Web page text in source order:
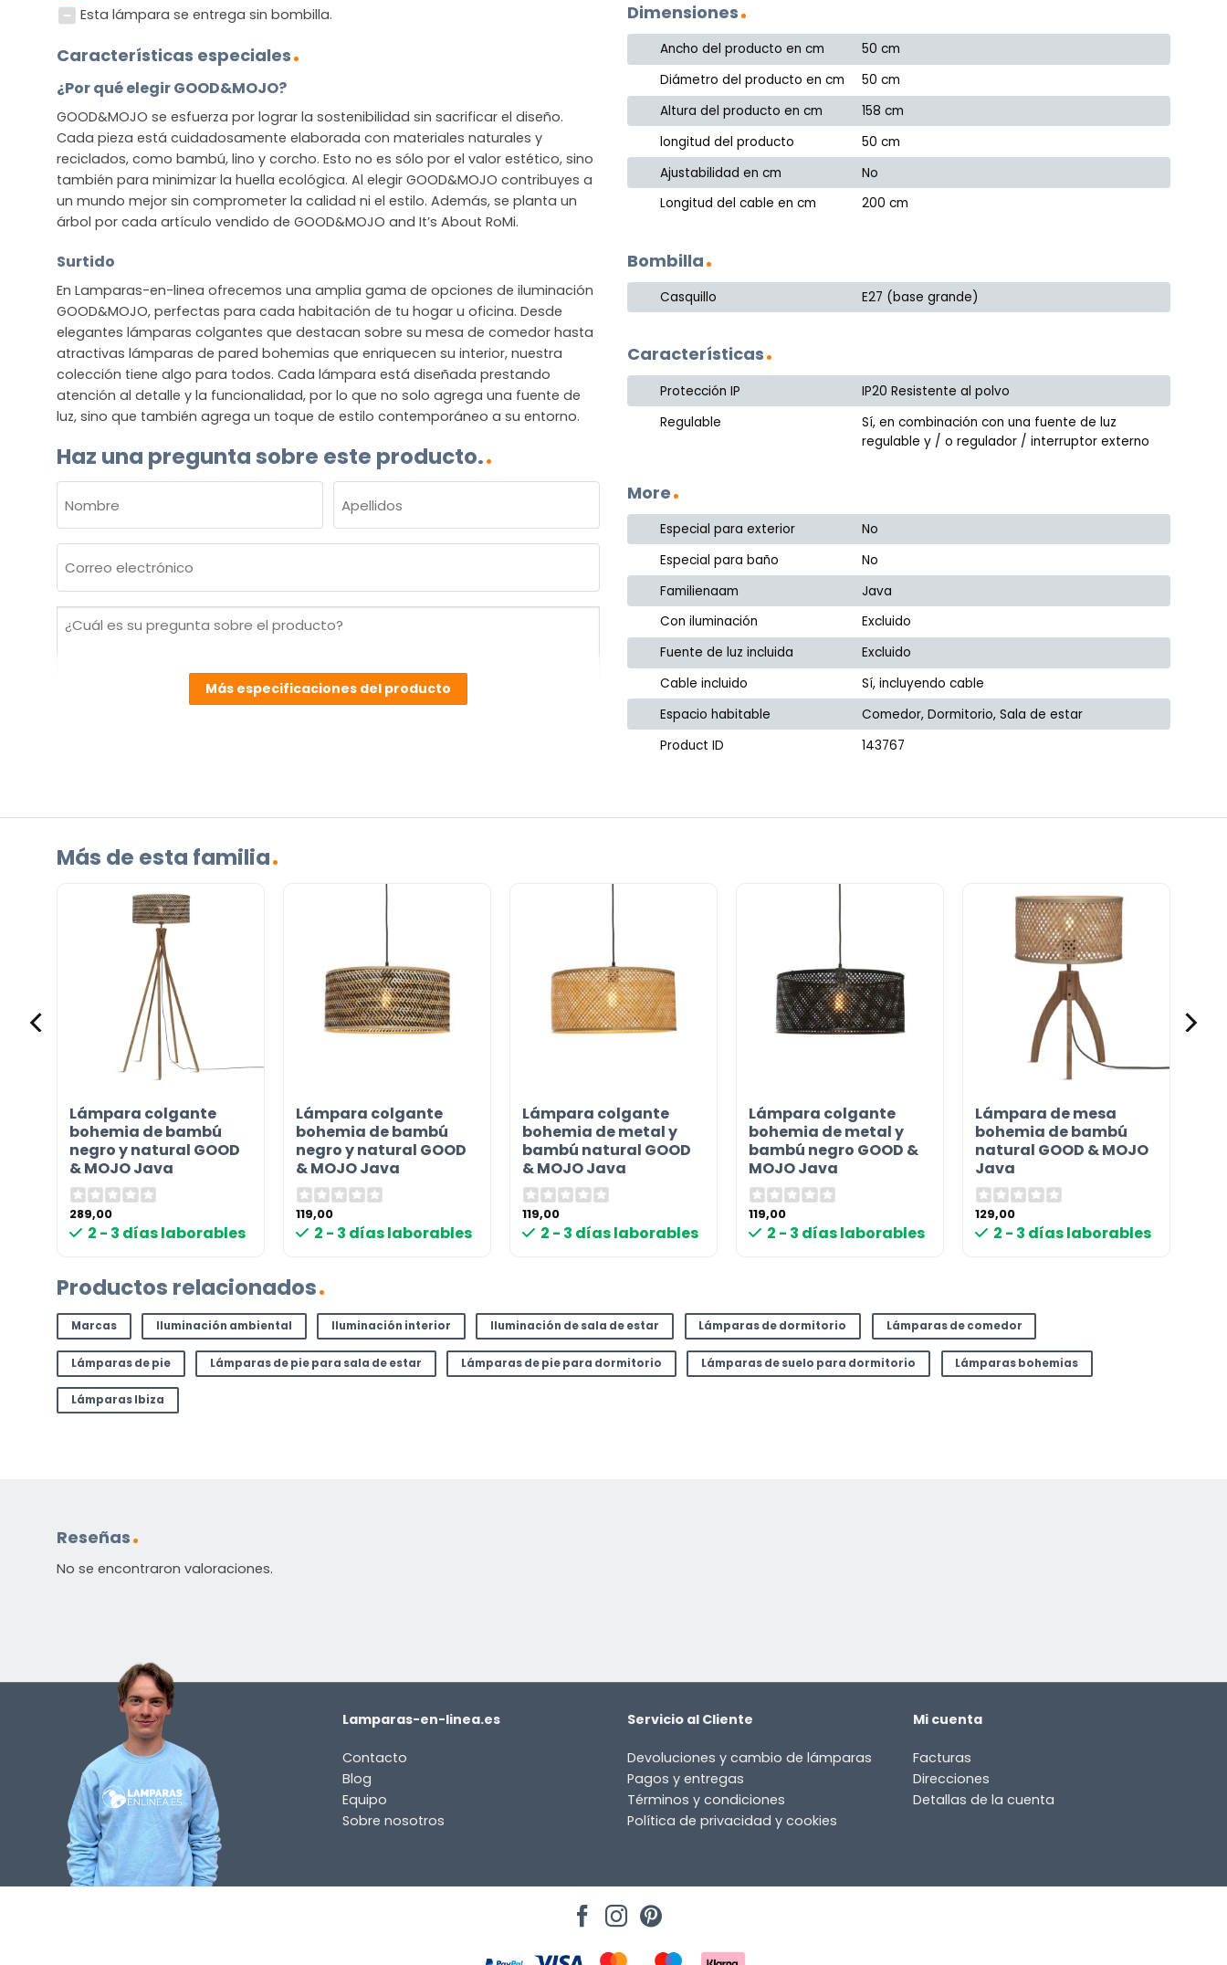
Esta lámpara se entrega sin bombilla.
Características especiales
¿Por qué elegir GOOD&MOJO?
GOOD&MOJO se esfuerza por lograr la sostenibilidad sin sacrificar el diseño.
Cada pieza está cuidadosamente elaborada con materiales naturales y
reciclados, como bambú, lino y corcho. Esto no es sólo por el valor estético, sino
también para minimizar la huella ecológica. Al elegir GOOD&MOJO contribuyes a
un mundo mejor sin comprometer la calidad ni el estilo. Además, se planta un
árbol por cada artículo vendido de GOOD&MOJO and It’s About RoMi.
Surtido
En Lamparas-en-linea ofrecemos una amplia gama de opciones de iluminación
GOOD&MOJO, perfectas para cada habitación de tu hogar u oficina. Desde
elegantes lámparas colgantes que destacan sobre su mesa de comedor hasta
atractivas lámparas de pared bohemias que enriquecen su interior, nuestra
colección tiene algo para todos. Cada lámpara está diseñada prestando
atención al detalle y la funcionalidad, por lo que no solo agrega una fuente de
luz, sino que también agrega un toque de estilo contemporáneo a su entorno.
Haz una pregunta sobre este producto.
(OBLIGATORIO)
Nombre Apellidos
electrónico
¿Cuál
Incluido por defecto
Instrucciones en diferentes idiomas
Etiqueta energética
¿TIENES ALGUNA PREGUNTA?
Contáctenos. Puede comunicarse con nosotros por
correo electrónico ainfo@lamparas-en-linea.es.
Más especificaciones del producto
Dimensiones
Ancho del producto en cm
50 cm
Diámetro del producto en cm
50 cm
Altura del producto en cm
158 cm
longitud del producto
50 cm
Ajustabilidad en cm
No
Longitud del cable en cm
200 cm
Bombilla
Casquillo E27 (base grande)
Características
Protección IP
IP20 Resistente al polvo
Regulable
Sí, en combinación con una fuente de luz
regulable y / o regulador / interruptor externo
More
Especial para exterior
No
Especial para baño
No
Familienaam
Java
Con iluminación
Excluido
Fuente de luz incluida
Excluido
Cable incluido
Sí, incluyendo cable
Espacio habitable
Comedor, Dormitorio, Sala de estar
Product ID
143767
Más de esta familia
Lámpara colgante
bohemia de bambú
negro y natural GOOD
& MOJO Java
289,00
2 - 3 días laborables
Lámpara colgante
bohemia de bambú
negro y natural GOOD
& MOJO Java
119,00
2 - 3 días laborables
Lámpara colgante
bohemia de metal y
bambú natural GOOD
& MOJO Java
119,00
2 - 3 días laborables
Lámpara colgante
bohemia de metal y
bambú negro GOOD &
MOJO Java
119,00
2 - 3 días laborables
Lámpara de mesa
bohemia de bambú
natural GOOD & MOJO
Java
129,00
2 - 3 días laborables
Productos relacionados
Marcas Iluminación ambiental Iluminación interior Iluminación de sala de estar Lámparas de dormitorio Lámparas de comedor
Lámparas de pie Lámparas de pie para sala de estar Lámparas de pie para dormitorio Lámparas de suelo para dormitorio Lámparas bohemias
Lámparas Ibiza
Reseñas
No se encontraron valoraciones.
Lamparas-en-linea.es
Contacto
Blog
Equipo
Sobre nosotros
Servicio al Cliente
Devoluciones y cambio de lámparas
Pagos y entregas
Términos y condiciones
Política de privacidad y cookies
Mi cuenta
Facturas
Direcciones
Detallas de la cuenta